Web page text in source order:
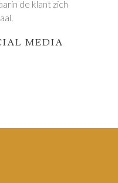
de klant zich
MEDIA